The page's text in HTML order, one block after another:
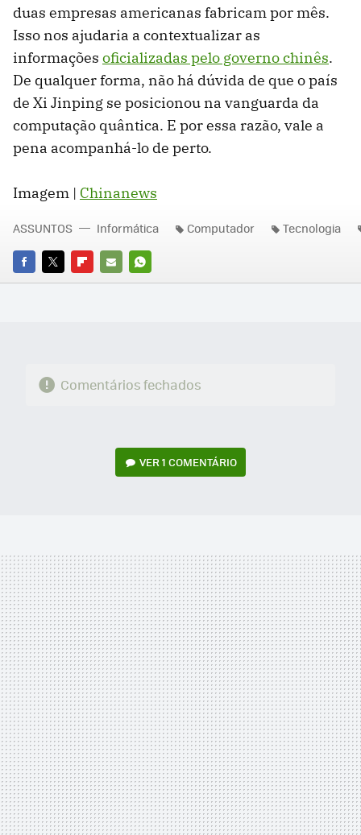
duas empresas americanas fabricam por mês.
Isso nos ajudaria a contextualizar as
informações oficializadas pelo governo chinês.
De qualquer forma, não há dúvida de que o país
de Xi Jinping se posicionou na vanguarda da
computação quântica. E por essa razão, vale a
pena acompanhá-lo de perto.
Imagem | Chinanews
FACEBOOK
TWITTERFLIPBOARD
E-
WHATSAPP
ASSUNTOS Informática Computador Tecnologia
Comentários fechados
VER1 COMENTÁRIO